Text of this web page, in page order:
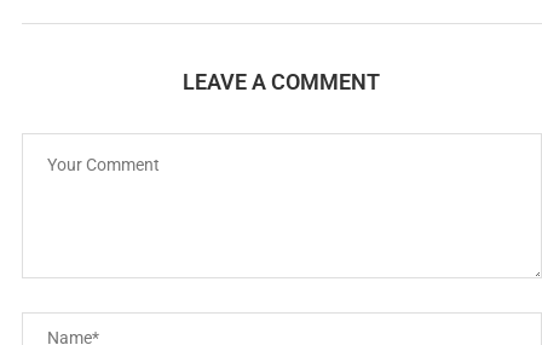
LEAVE A COMMENT